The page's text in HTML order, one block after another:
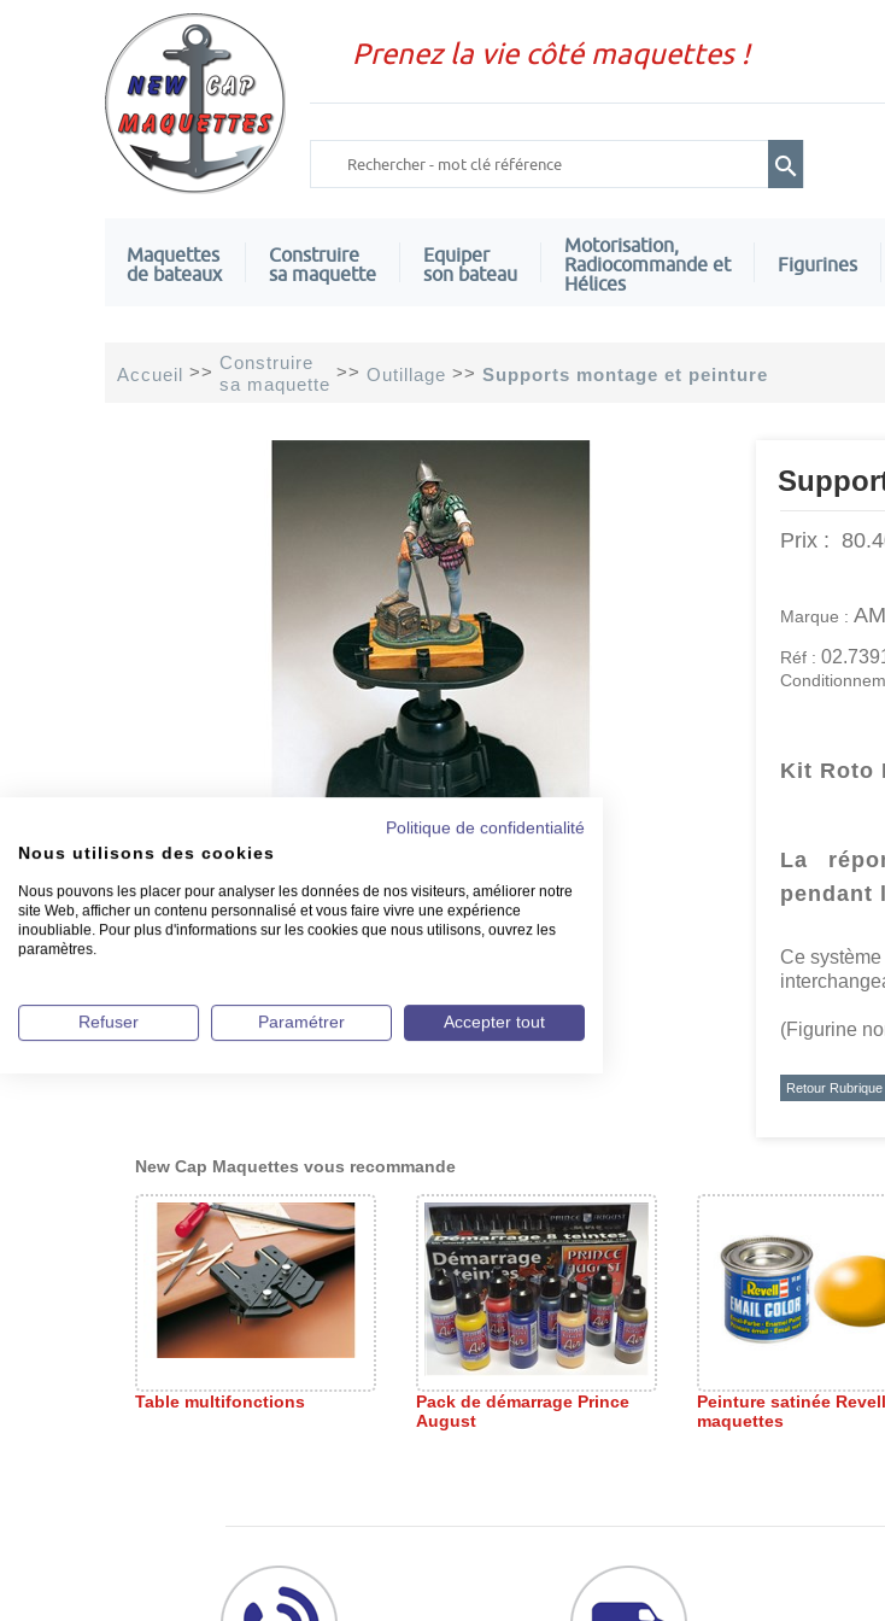
Prenez la vie côté maquettes !
Maquettes
de bateaux
Construire
sa maquette
Equiper
son bateau
Motorisation,
Radiocommande et
Hélices
Figurines
Accueil >> Construire
sa maquette
>> Outillage >> Supports montage et peinture
Prix :
Marque :
Réf :
Kit Roto
La
pendant
Ce
(Figurine
Retour Rubrique
New Cap Maquettes vous recommande
Table multifonctions
Pack de démarrage Prince
August
Peinture satinée
maquettes
Politique de confidentialité
Nous utilisons des cookies
Nous pouvons les placer pour analyser les données de nos visiteurs, améliorer notre
site Web, afficher un contenu personnalisé et vous faire vivre une expérience
inoubliable. Pour plus d'informations sur les cookies que nous utilisons, ouvrez les
paramètres.
Refuser Paramétrer Accepter tout